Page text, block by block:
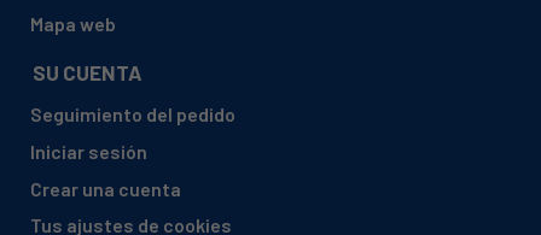
Mapa web
SU CUENTA
Seguimiento del pedido
Iniciar sesión
Crear una cuenta
Tus ajustes de cookies